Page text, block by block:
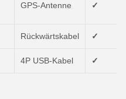
GPS-Antenne ✓
Rückwärtskabel ✓
4P USB-Kabel ✓